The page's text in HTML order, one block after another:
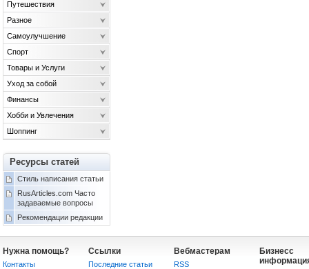
Путешествия
Разное
Самоулучшение
Спорт
Товары и Услуги
Уход за собой
Финансы
Хобби и Увлечения
Шоппинг
Ресурсы статей
Стиль написания статьи
RusArticles.com Часто
задаваемые вопросы
Рекомендации редакции
Нужна помощь?
Контакты
Ссылки
Последние статьи
Вебмастерам
RSS
Бизнесс